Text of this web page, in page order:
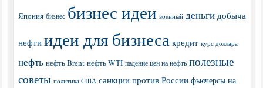
Япония бизнес бизнес идеи военный деньги добыча
нефти идеи для бизнеса кредит курс доллара
нефть нефть Brent нефть WTI падение цен на нефть полезные
советы политика США санкции против России фьючерсы на